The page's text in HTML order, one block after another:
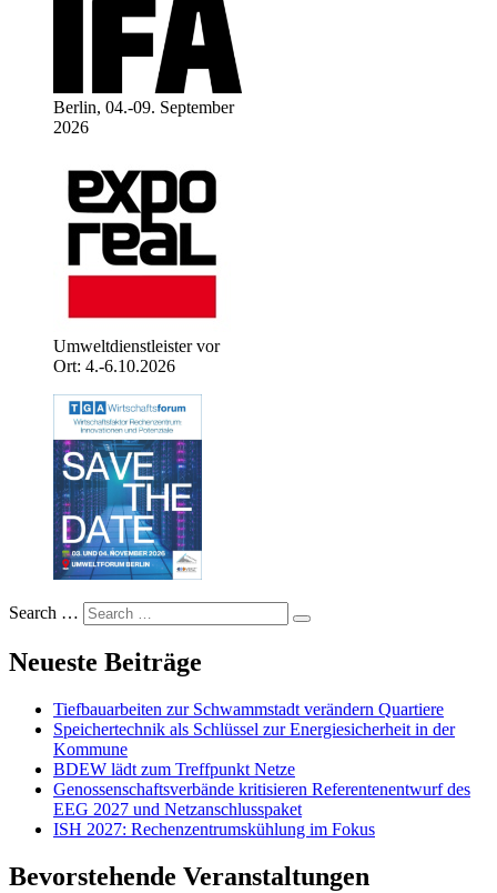
Berlin, 04.-09. September
2026
Umweltdienstleister vor
Ort: 4.-6.10.2026
Search …
Neueste Beiträge
Tiefbauarbeiten zur Schwammstadt verändern Quartiere
Speichertechnik als Schlüssel zur Energiesicherheit in der
Kommune
BDEW lädt zum Treffpunkt Netze
Genossenschaftsverbände kritisieren Referentenentwurf des
EEG 2027 und Netzanschlusspaket
ISH 2027: Rechenzentrumskühlung im Fokus
Bevorstehende Veranstaltungen